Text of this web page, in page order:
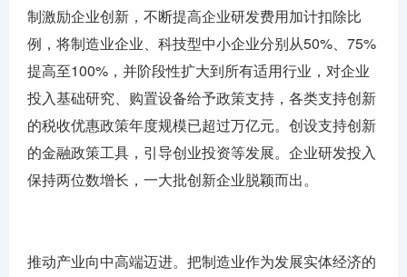
制激励企业创新，不断提高企业研发费用加计扣除比
例，将制造业企业、科技型中小企业分别从50%、75%
提高至100%，并阶段性扩大到所有适用行业，对企业
投入基础研究、购置设备给予政策支持，各类支持创新
的税收优惠政策年度规模已超过万亿元。创设支持创新
的金融政策工具，引导创业投资等发展。企业研发投入
保持两位数增长，一大批创新企业脱颖而出。
推动产业向中高端迈进。把制造业作为发展实体经济的